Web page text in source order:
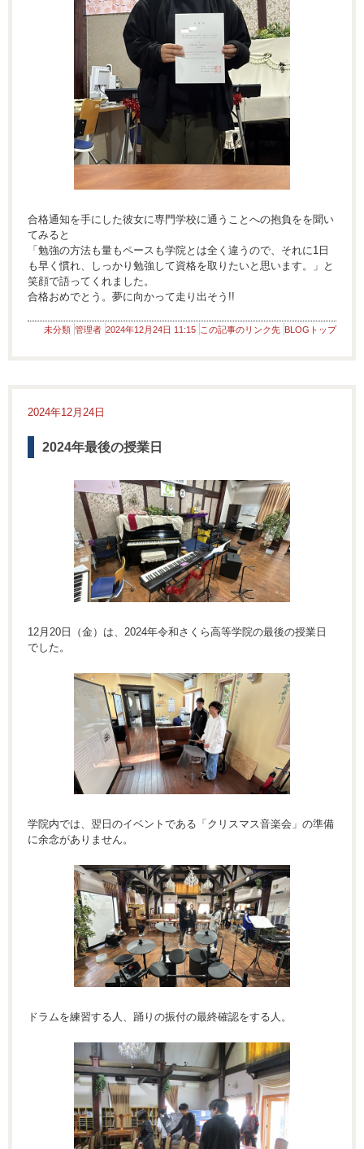
合格通知を手にした彼女に専門学校に通うことへの抱負をを聞い
てみると
「勉強の方法も量もペースも学院とは全く違うので、それに1日
も早く慣れ、しっかり勉強して資格を取りたいと思います。」と
笑顔で語ってくれました。
合格おめでとう。夢に向かって走り出そう!!
未分類 管理者 2024年12月24日 11:15 この記事のリンク先 BLOGトップ
2024年12月24日
2024年最後の授業日
12月20日（金）は、2024年令和さくら高等学院の最後の授業日
でした。
学院内では、翌日のイベントである「クリスマス音楽会」の準備
に余念がありません。
ドラムを練習する人、踊りの振付の最終確認をする人。